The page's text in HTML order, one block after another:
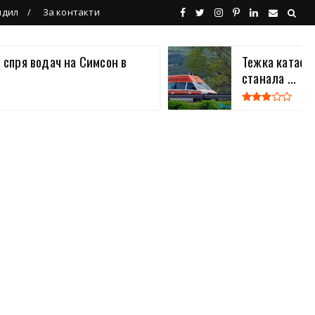
За контакти
водач на Симсон в
Тежка
станала ...